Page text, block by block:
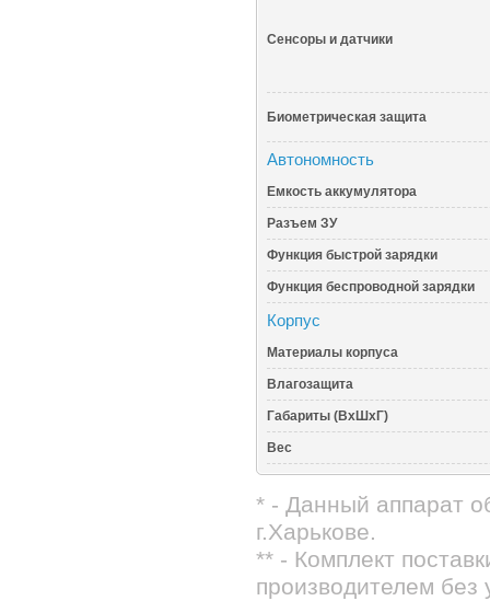
Сенсоры и датчики
Биометрическая защита
Автономность
Емкость аккумулятора
Разъем ЗУ
Функция быстрой зарядки
Функция беспроводной зарядки
Корпус
Материалы корпуса
Влагозащита
Габариты (ВхШхГ)
Вес
* - Данный аппарат
г.Харькове.
** - Комплект
производителем без